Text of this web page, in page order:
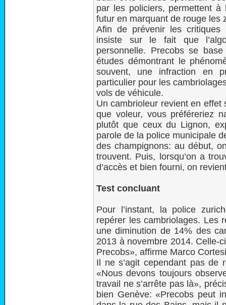
par les policiers, permettent à
futur en marquant de rouge les
Afin de prévenir les critiques
insiste sur le fait que
personnelle. Precobs se
études démontrant le
souvent, une infraction en
particulier pour les
vols de véhicule.
Un cambrioleur revient en
que voleur, vous préféreriez
plutôt que ceux du Lignon,
parole de la police municipale
des champignons: au début,
trouvent. Puis, lorsqu’on a
d’accès et bien fourni, on
Test concluant
Pour l’instant, la police
repérer les cambriolages. Les
une diminution de 14% des
2013 à novembre 2014. Celle-
Precobs», affirme Marco
Il ne s’agit cependant pas de
«Nous devons toujours
travail ne s’arrête pas là»,
bien Genève: «Precobs peut